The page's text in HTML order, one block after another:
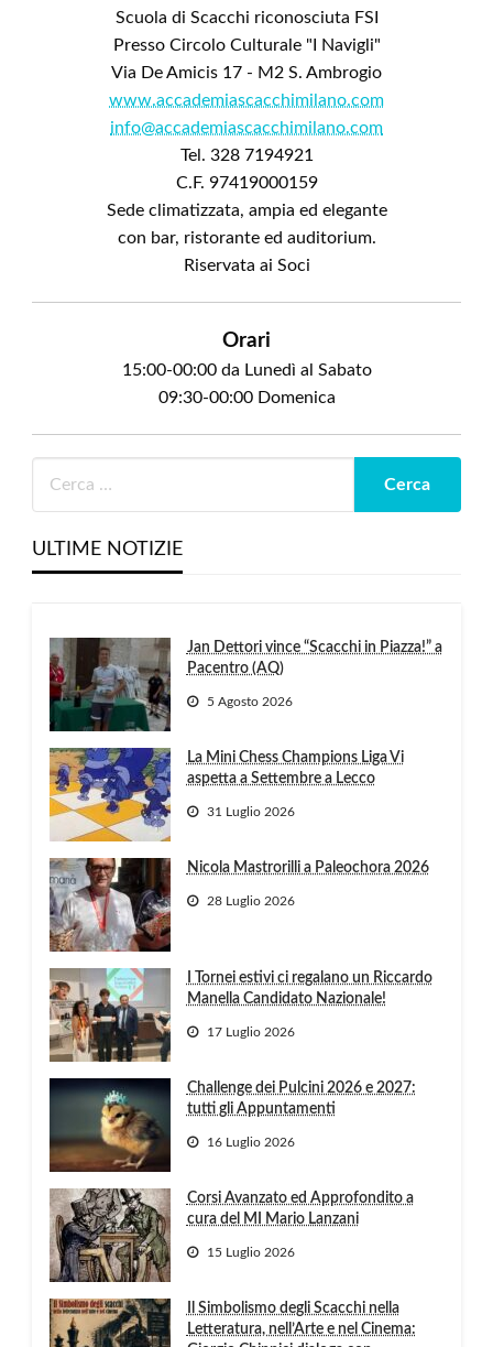
Scuola di Scacchi riconosciuta FSI
Presso Circolo Culturale "I Navigli"
Via De Amicis 17 - M2 S. Ambrogio
www.accademiascacchimilano.com
info@accademiascacchimilano.com
Tel. 328 7194921
C.F. 97419000159
Sede climatizzata, ampia ed elegante
con bar, ristorante ed auditorium.
Riservata ai Soci
Orari
15:00-00:00 da Lunedì al Sabato
09:30-00:00 Domenica
ULTIME NOTIZIE
Jan Dettori vince “Scacchi in Piazza!” a
Pacentro (AQ)
5 Agosto 2026
La Mini Chess Champions Liga Vi
aspetta a Settembre a Lecco
31 Luglio 2026
Nicola Mastrorilli a Paleochora 2026
28 Luglio 2026
I Tornei estivi ci regalano un Riccardo
Manella Candidato Nazionale!
17 Luglio 2026
Challenge dei Pulcini 2026 e 2027:
tutti gli Appuntamenti
16 Luglio 2026
Corsi Avanzato ed Approfondito a
cura del MI Mario Lanzani
15 Luglio 2026
Il Simbolismo degli Scacchi nella
Letteratura, nell’Arte e nel Cinema: